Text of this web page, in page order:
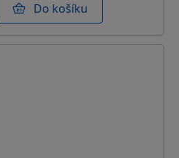
Do košíku